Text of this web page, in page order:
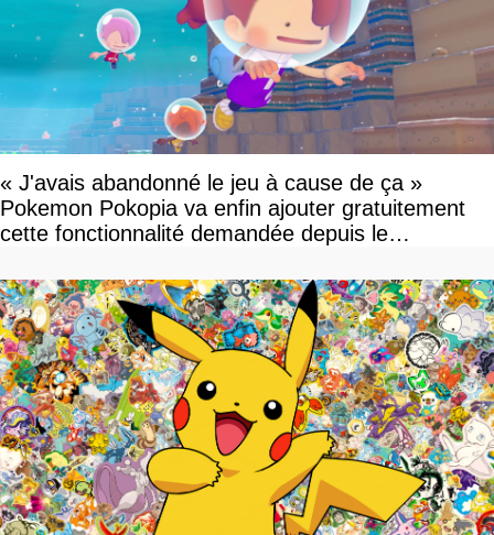
« J'avais abandonné le jeu à cause de ça »
Pokemon Pokopia va enfin ajouter gratuitement
cette fonctionnalité demandée depuis le